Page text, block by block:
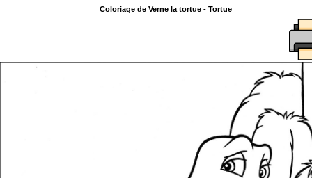
Coloriage de Verne la tortue - Tortue